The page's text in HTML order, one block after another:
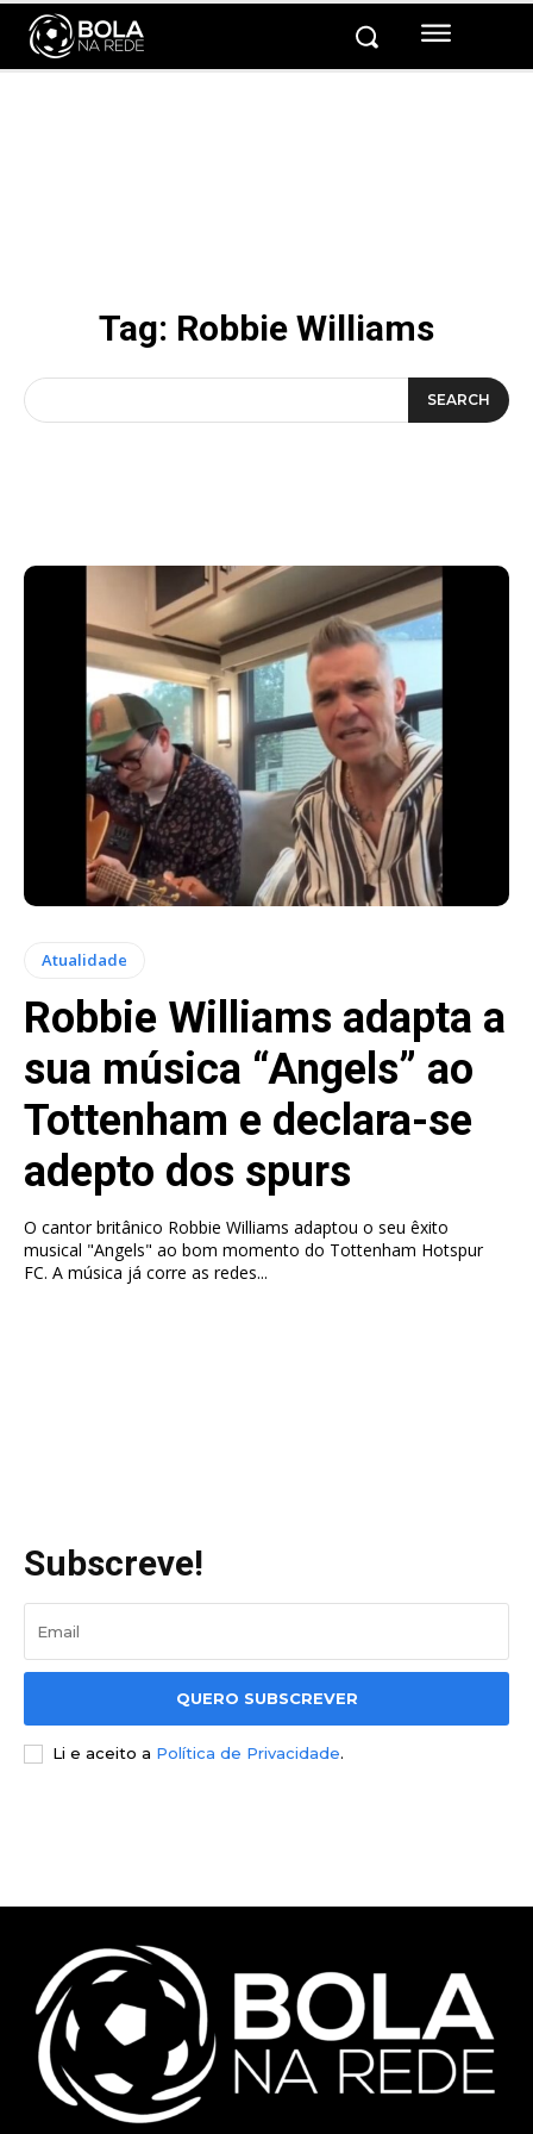
Tag: Robbie Williams
SEARCH
Atualidade
Robbie Williams adapta a
sua música “Angels” ao
Tottenham e declara-se
adepto dos spurs
O cantor britânico Robbie Williams adaptou o seu êxito
musical "Angels" ao bom momento do Tottenham Hotspur
FC. A música já corre as redes...
Subscreve!
QUERO SUBSCREVER
Li e aceito a Política de Privacidade.